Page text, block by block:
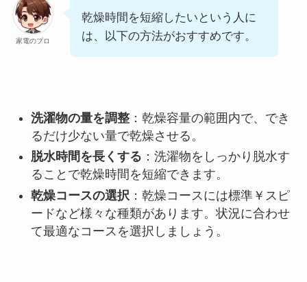
家電のプロ
乾燥時間を短縮したいという人に
は、以下の方法がおすすめです。
洗濯物の量を調整：乾燥容量の範囲内で、でき
るだけ少ない量で乾燥させる。
脱水時間を長くする ：洗濯物をしっかり脱水す
ることで乾燥時間を短縮できます。
乾燥コースの選択 ：乾燥コースには標準￥スピ
ードなど様々な種類があります。状況に合わせ
て最適なコースを選択しましょう。